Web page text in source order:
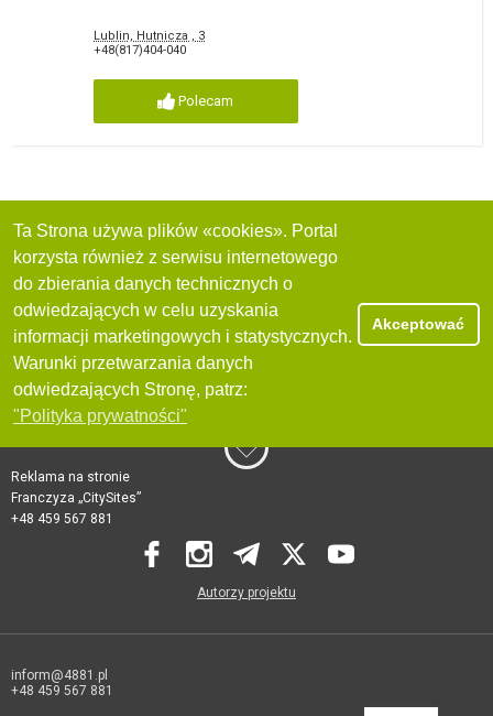
Lublin, Hutnicza , 3
+48(817)404-040
Polecam
Ta Strona używa plików «cookies». Portal
korzysta również z serwisu internetowego
do zbierania danych technicznych o
odwiedzających w celu uzyskania
informacji marketingowych i statystycznych.
Warunki przetwarzania danych
odwiedzających Stronę, patrz:
"Polityka prywatności"
Akceptować
Reklama na stronie
Franczyza „CitySites”
+48 459 567 881
Autorzy projektu
inform@4881.pl
+48 459 567 881